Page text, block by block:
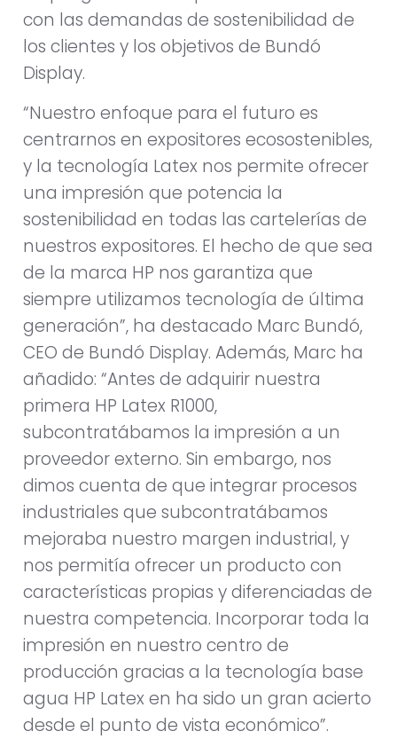
con las demandas de sostenibilidad de
los clientes y los objetivos de Bundó
Display.
“Nuestro enfoque para el futuro es
centrarnos en expositores ecosostenibles,
y la tecnología Latex nos permite ofrecer
una impresión que potencia la
sostenibilidad en todas las cartelerías de
nuestros expositores. El hecho de que sea
de la marca HP nos garantiza que
siempre utilizamos tecnología de última
generación”, ha destacado Marc Bundó,
CEO de Bundó Display. Además, Marc ha
añadido: “Antes de adquirir nuestra
primera HP Latex R1000,
subcontratábamos la impresión a un
proveedor externo. Sin embargo, nos
dimos cuenta de que integrar procesos
industriales que subcontratábamos
mejoraba nuestro margen industrial, y
nos permitía ofrecer un producto con
características propias y diferenciadas de
nuestra competencia. Incorporar toda la
impresión en nuestro centro de
producción gracias a la tecnología base
agua HP Latex en ha sido un gran acierto
desde el punto de vista económico”.